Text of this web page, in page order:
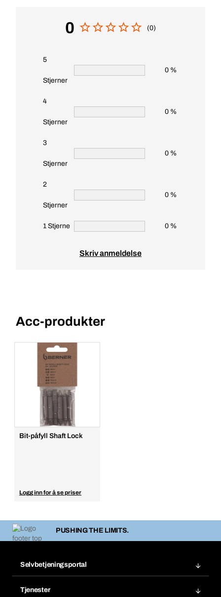
0 (0)
5
Stjerner
0 %
4
Stjerner
0 %
3
Stjerner
0 %
2
Stjerner
0 %
1 Stjerne 0 %
Skriv anmeldelse
Acc-produkter
Bit-påfyll Shaft Lock
Logg inn for å se priser
PUSHING THE LIMITS.
Selvbetjeningsportal
Tjenester